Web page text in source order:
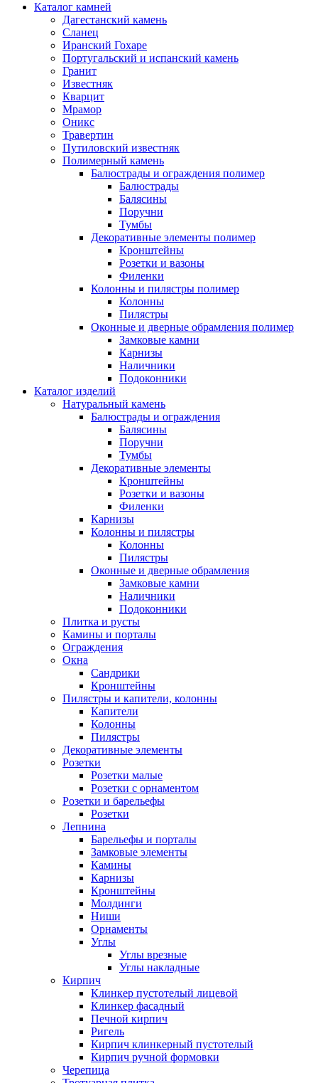
Каталог камней
Дагестанский камень
Сланец
Иранский Гохаре
Португальский и испанский камень
Гранит
Известняк
Кварцит
Мрамор
Оникс
Травертин
Путиловский известняк
Полимерный камень
Балюстрады и ограждения полимер
Балюстрады
Балясины
Поручни
Тумбы
Декоративные элементы полимер
Кронштейны
Розетки и вазоны
Филенки
Колонны и пилястры полимер
Колонны
Пилястры
Оконные и дверные обрамления полимер
Замковые камни
Карнизы
Наличники
Подоконники
Каталог изделий
Натуральный камень
Балюстрады и ограждения
Балясины
Поручни
Тумбы
Декоративные элементы
Кронштейны
Розетки и вазоны
Филенки
Карнизы
Колонны и пилястры
Колонны
Пилястры
Оконные и дверные обрамления
Замковые камни
Наличники
Подоконники
Плитка и русты
Камины и порталы
Ограждения
Окна
Сандрики
Кронштейны
Пилястры и капители, колонны
Капители
Колонны
Пилястры
Декоративные элементы
Розетки
Розетки малые
Розетки с орнаментом
Розетки и барельефы
Розетки
Лепнина
Барельефы и порталы
Замковые элементы
Камины
Карнизы
Кронштейны
Молдинги
Ниши
Орнаменты
Углы
Углы врезные
Углы накладные
Кирпич
Клинкер пустотелый лицевой
Клинкер фасадный
Печной кирпич
Ригель
Кирпич клинкерный пустотелый
Кирпич ручной формовки
Черепица